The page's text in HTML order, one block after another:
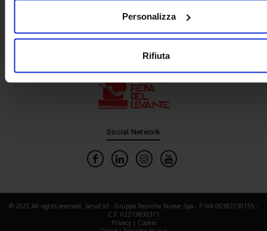
Personalizza
Rifiuta
In cooperation with
Social Network
© 2025 All rights reserved. Senaf srl - Gruppo Tecniche Nuove Spa - P.IVA 06382730155 -
C.F. 02213830371
Privacy| Cookie